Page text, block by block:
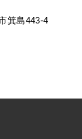
箕島443-4